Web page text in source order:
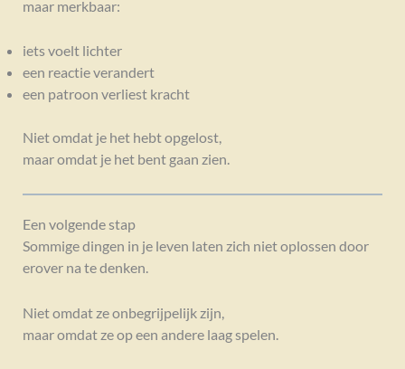
maar merkbaar:
iets voelt lichter
een reactie verandert
een patroon verliest kracht
Niet omdat je het hebt opgelost,
maar omdat je het bent gaan zien.
Een volgende stap
Sommige dingen in je leven laten zich niet oplossen door
erover na te denken.
Niet omdat ze onbegrijpelijk zijn,
maar omdat ze op een andere laag spelen.